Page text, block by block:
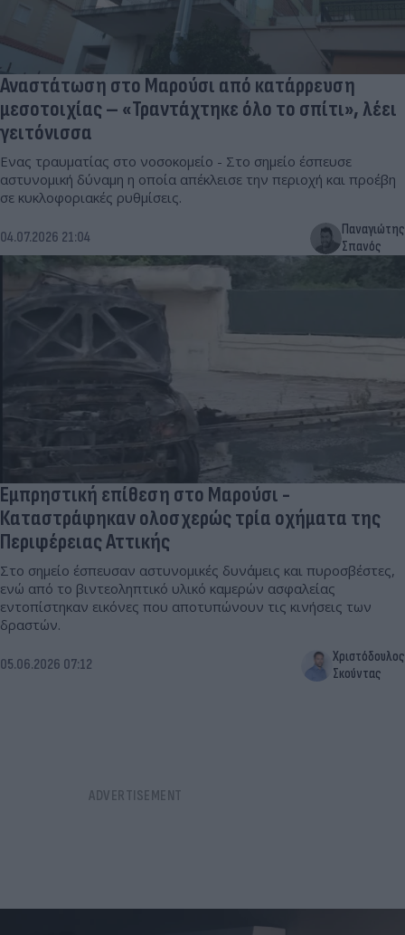
Αναστάτωση στο Μαρούσι από κατάρρευση
μεσοτοιχίας – «Τραντάχτηκε όλο το σπίτι», λέει
γειτόνισσα
Ενας τραυματίας στο νοσοκομείο - Στο σημείο έσπευσε
αστυνομική δύναμη η οποία απέκλεισε την περιοχή και προέβη
σε κυκλοφοριακές ρυθμίσεις.
04.07.2026 21:04
Παναγιώτης
Σπανός
Εμπρηστική επίθεση στο Μαρούσι -
Καταστράφηκαν ολοσχερώς τρία οχήματα της
Περιφέρειας Αττικής
Στο σημείο έσπευσαν αστυνομικές δυνάμεις και πυροσβέστες,
ενώ από το βιντεοληπτικό υλικό καμερών ασφαλείας
εντοπίστηκαν εικόνες που αποτυπώνουν τις κινήσεις των
δραστών.
05.06.2026 07:12
Χριστόδουλος
Σκούντας